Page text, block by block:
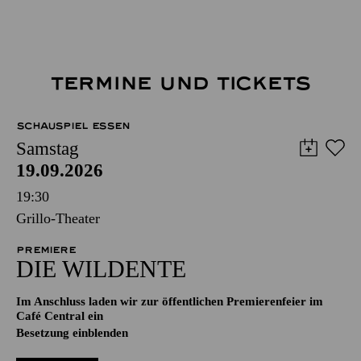
TERMINE UND TICKETS
SCHAUSPIEL ESSEN
Samstag
19.09.2026
19:30
Grillo-Theater
PREMIERE
DIE WILDENTE
Im Anschluss laden wir zur öffentlichen Premierenfeier im
Café Central ein
Besetzung einblenden